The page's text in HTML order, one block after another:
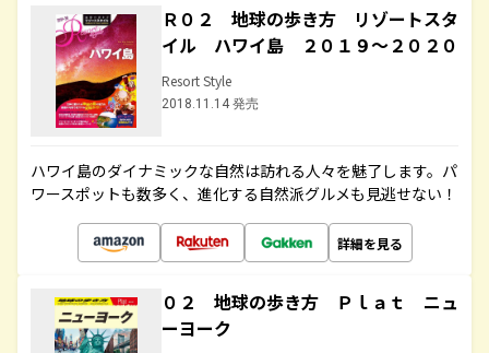
Ｒ０２ 地球の歩き方 リゾートスタ
イル ハワイ島 ２０１９～２０２０
Resort Style
2018.11.14 発売
ハワイ島のダイナミックな自然は訪れる人々を魅了します。パ
ワースポットも数多く、進化する自然派グルメも見逃せない！
詳細を見る
０２ 地球の歩き方 Ｐｌａｔ ニュ
ーヨーク